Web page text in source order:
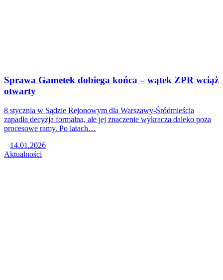
Sprawa Gametek dobiega końca – wątek ZPR wciąż
otwarty
8 stycznia w Sądzie Rejonowym dla Warszawy-Śródmieścia
zapadła decyzja formalna, ale jej znaczenie wykracza daleko poza
procesowe ramy. Po latach…
14.01.2026
Aktualności